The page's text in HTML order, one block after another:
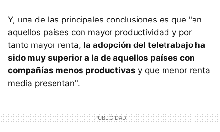
Y, una de las principales conclusiones es que "en
aquellos países con mayor productividad y por
tanto mayor renta, la adopción del teletrabajo ha
sido muy superior a la de aquellos países con
compañías menos productivas y que menor renta
media presentan".